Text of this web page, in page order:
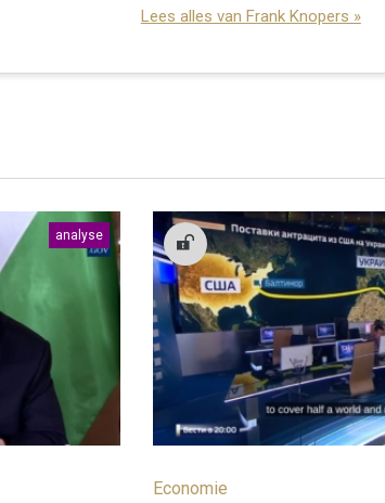
Lees alles van Frank Knopers »
analyse
Economie